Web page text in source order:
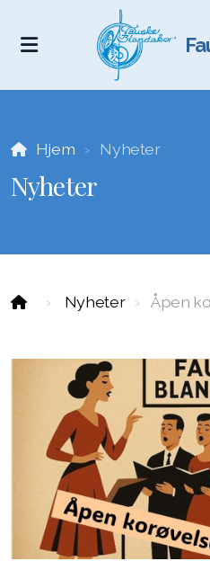
Hjem Nyheter
Nyheter
Nyheter Åpen